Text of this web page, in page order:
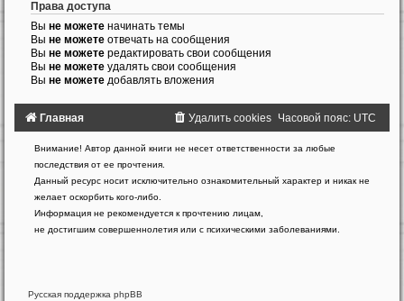
Права доступа
Вы не можете начинать темы
Вы не можете отвечать на сообщения
Вы не можете редактировать свои сообщения
Вы не можете удалять свои сообщения
Вы не можете добавлять вложения
Главная Часовой пояс: UTC
Удалить cookies
Внимание! Автор данной книги не несет ответственности за любые
последствия от ее прочтения.
Данный ресурс носит исключительно ознакомительный характер и никак не
желает оскорбить кого-либо.
Информация не рекомендуется к прочтению лицам,
не достигшим совершеннолетия или с психическими заболеваниями.
Создано
на
основе
phpBB®
Forum
Software
Русская поддержка phpBB